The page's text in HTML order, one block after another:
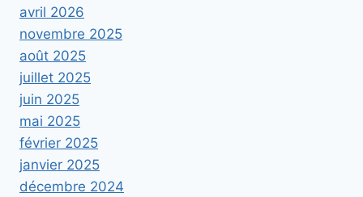
avril 2026
novembre 2025
août 2025
juillet 2025
juin 2025
mai 2025
février 2025
janvier 2025
décembre 2024